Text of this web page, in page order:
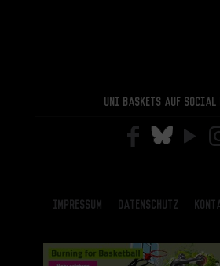
Uni Baskets auf Social
Impressum Datenschutz